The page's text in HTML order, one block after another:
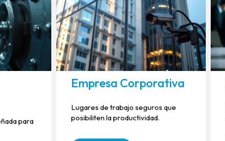
para
Empresa Corporativa
Lugares de trabajo seguros que
posibiliten la productividad.